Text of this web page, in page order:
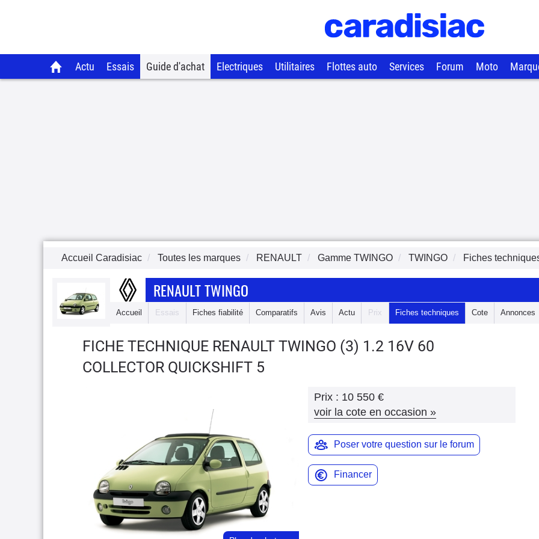
Actu Essais Guide d'achat Electriques Utilitaires Flottes auto Services Forum Moto
Accueil Caradisiac Toutes les marques RENAULT Gamme TWINGO TWINGO Fiches
RENAULT TWINGO
Accueil Essais Fiches fiabilité Comparatifs Avis Actu Prix Fiches techniques Cote Annonces
FICHE TECHNIQUE RENAULT TWINGO (3) 1.2 16V 60
COLLECTOR QUICKSHIFT 5
Prix : 10 550 €
voir la cote en occasion »
Poser votre question sur le forum
Financer